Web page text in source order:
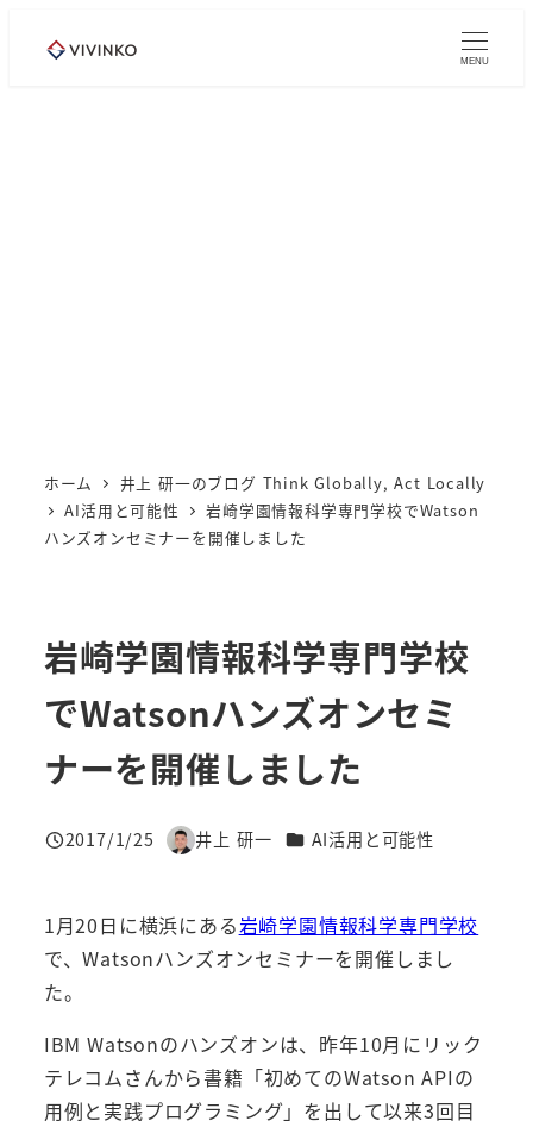
MENU
ホーム
井上 研一のブログ Think Globally, Act Locally
AI活用と可能性
岩崎学園情報科学専門学校でWatson
ハンズオンセミナーを開催しました
岩崎学園情報科学専門学校
でWatsonハンズオンセミ
ナーを開催しました
投稿日
2017/1/25
著
井上 研一 カテゴリー
AI活用と可能性
1月20日に横浜にある岩崎学園情報科学専門学校
で、Watsonハンズオンセミナーを開催しまし
た。
IBM Watsonのハンズオンは、昨年10月にリック
テレコムさんから書籍「初めてのWatson APIの
用例と実践プログラミング」を出して以来3回目